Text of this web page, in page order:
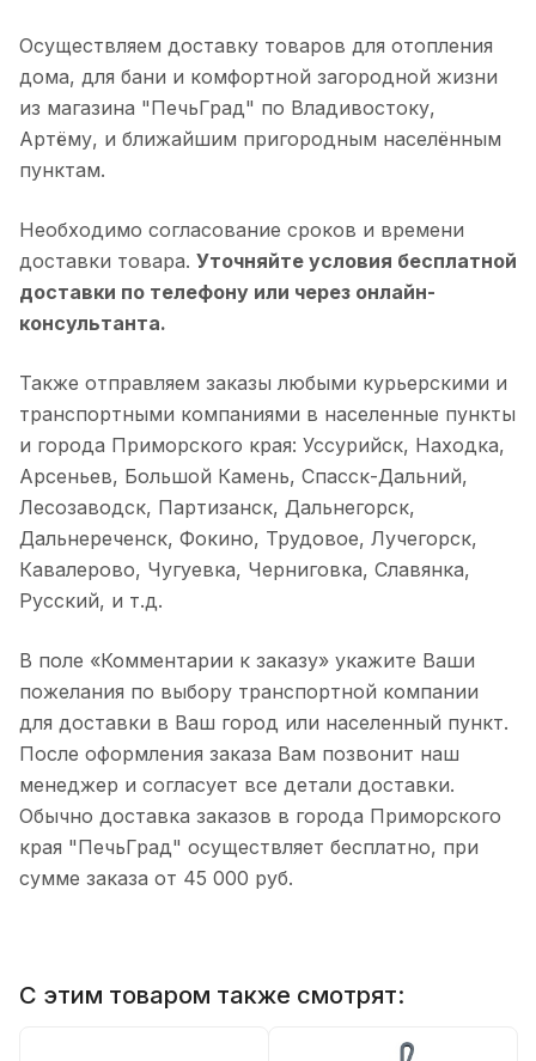
Осуществляем доставку товаров для отопления
дома, для бани и комфортной загородной жизни
из магазина "ПечьГрад" по Владивостоку,
Артёму, и ближайшим пригородным населённым
пунктам.
Необходимо согласование сроков и времени
доставки товара. Уточняйте условия бесплатной
доставки по телефону или через онлайн-
консультанта.
Также отправляем заказы любыми курьерскими и
транспортными компаниями в населенные пункты
и города Приморского края: Уссурийск, Находка,
Арсеньев, Большой Камень, Спасск-Дальний,
Лесозаводск, Партизанск, Дальнегорск,
Дальнереченск, Фокино, Трудовое, Лучегорск,
Кавалерово, Чугуевка, Черниговка, Славянка,
Русский, и т.д.
В поле «Комментарии к заказу» укажите Ваши
пожелания по выбору транспортной компании
для доставки в Ваш город или населенный пункт.
После оформления заказа Вам позвонит наш
менеджер и согласует все детали доставки.
Обычно доставка заказов в города Приморского
края "ПечьГрад" осуществляет бесплатно, при
сумме заказа от 45 000 руб.
С этим товаром также смотрят: